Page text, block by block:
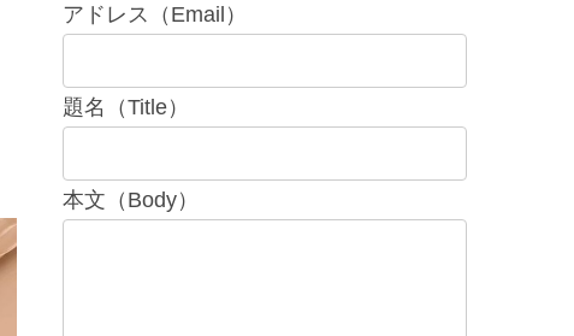
アドレス（Email）
題名（Title）
本文（Body）